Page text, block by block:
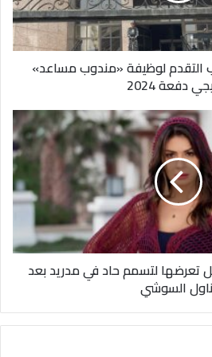
التقدم لوظيفة «مندوب مساعد»
دفعة 2024
تعرضها لتسمم حاد في مدريد بعد
السوشي